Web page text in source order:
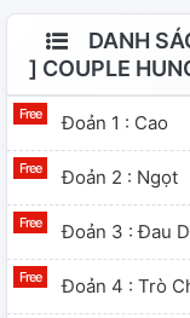
DANH
] COUPLE
Đoản 1 : Cao
Đoản 2 : Ngọt
Đoản 3 : Đau
Đoản 4 : Trò